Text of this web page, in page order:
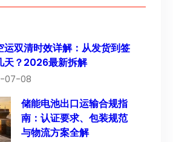
运双清时效详解：从发货到签
天？2026最新拆解
07-08
储能电池出口运输合规指
南：认证要求、包装规范
与物流方案全解